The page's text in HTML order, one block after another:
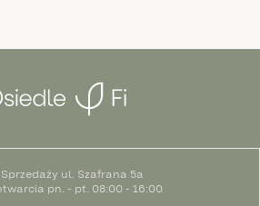
ul. Szafrana 5a
pn. - pt. 08:00 - 16:00